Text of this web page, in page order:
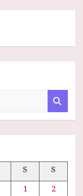
S
S
1
2